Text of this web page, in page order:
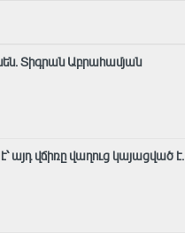
Տիգրան Աբրահամյան
այդ վճիռը վաղուց կայացված է.